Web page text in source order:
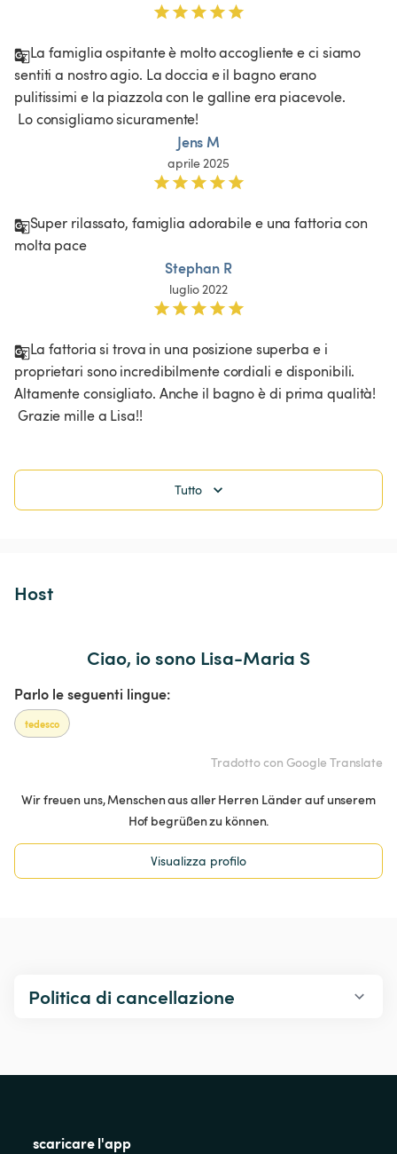
La famiglia ospitante è molto accogliente e ci siamo
sentiti a nostro agio. La doccia e il bagno erano
pulitissimi e la piazzola con le galline era piacevole.
Lo consigliamo sicuramente!
Jens M
aprile 2025
Super rilassato, famiglia adorabile e una fattoria con
molta pace
Stephan R
luglio 2022
La fattoria si trova in una posizione superba e i
proprietari sono incredibilmente cordiali e disponibili.
Altamente consigliato. Anche il bagno è di prima qualità!
Grazie mille a Lisa!!
Tutto
Host
Ciao, io sono Lisa-Maria S
Parlo le seguenti lingue:
tedesco
Tradotto con Google Translate
Wir freuen uns, Menschen aus aller Herren Länder auf unserem
Hof begrüßen zu können.
Visualizza profilo
Politica di cancellazione
scaricare l'app